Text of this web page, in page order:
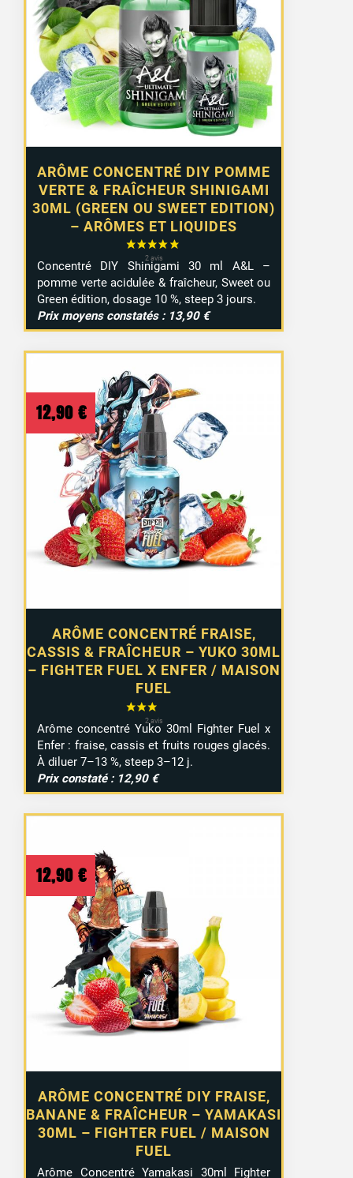
ARÔME CONCENTRÉ DIY POMME
VERTE & FRAÎCHEUR SHINIGAMI
30ML (GREEN OU SWEET EDITION)
– ARÔMES ET LIQUIDES
Concentré DIY Shinigami 30 ml A&L –
pomme verte acidulée & fraîcheur, Sweet ou
Green édition, dosage 10 %, steep 3 jours.
Prix moyens constatés : 13,90 €
ARÔME CONCENTRÉ FRAISE,
CASSIS & FRAÎCHEUR – YUKO 30ML
– FIGHTER FUEL X ENFER / MAISON
FUEL
12,90 €
Arôme concentré Yuko 30ml Fighter Fuel x
Enfer : fraise, cassis et fruits rouges glacés.
À diluer 7–13 %, steep 3–12 j.
Prix constaté : 12,90 €
ARÔME CONCENTRÉ DIY FRAISE,
BANANE & FRAÎCHEUR – YAMAKASI
30ML – FIGHTER FUEL / MAISON
FUEL
12,90 €
Arôme Concentré Yamakasi 30ml Fighter